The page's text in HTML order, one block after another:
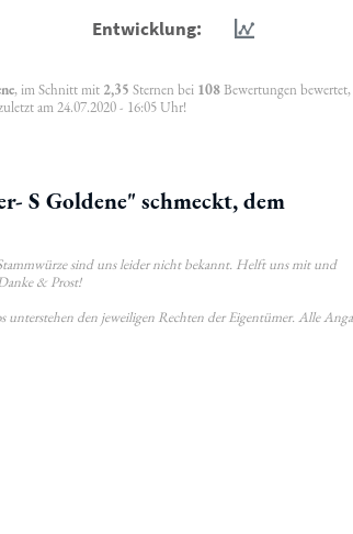
Entwicklung:
, im Schnitt mit 2,35 Sternen bei 108Bewertungen bewertet,
am 24.07.2020 - 16:05 Uhr!
S Goldene" schmeckt, dem
sind uns leider nicht bekannt. Helft uns mit und
& Prost!
unterstehen den jeweiligen Rechten der Eigentümer. Alle